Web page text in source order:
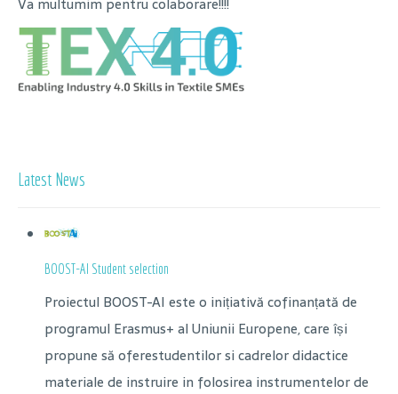
Latest News
BOOST-AI Student selection
Proiectul BOOST-AI este o inițiativă cofinanțată de
programul Erasmus+ al Uniunii Europene, care își
propune să oferestudentilor si cadrelor didactice
materiale de instruire in folosirea instrumentelor de